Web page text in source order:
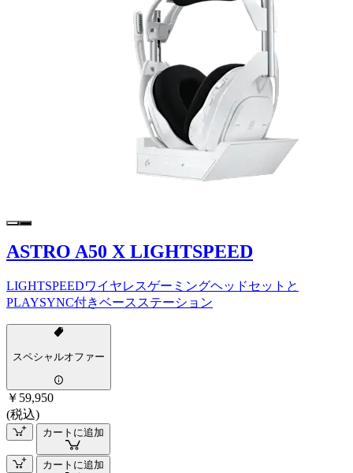
ASTRO A50 X LIGHTSPEED
LIGHTSPEEDワイヤレスゲーミングヘッドセットと
PLAYSYNC付きベースステーション
スペシャルオファー
￥59,950
(税込)
カートに追加
カートに追加